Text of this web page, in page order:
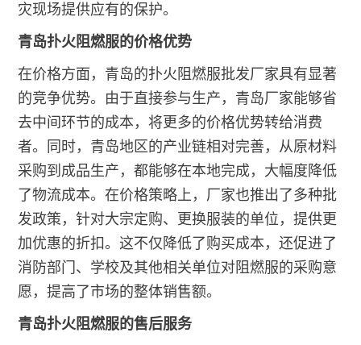
灾现场提供应有的保护。
青岛扑火阻燃服的价格优势
在价格方面，青岛的扑火阻燃服批发厂家具有显著
的竞争优势。由于直接参与生产，青岛厂家能够省
去中间环节的成本，将更多的价格优势转给消费
者。同时，青岛地区的产业链相对完善，从原材料
采购到成品生产，都能够在本地完成，大幅度降低
了物流成本。在价格策略上，厂家也推出了多种批
发政策，针对大宗定购、更换服装的单位，提供更
加优惠的折扣。这不仅降低了购买成本，还促进了
消防部门、学校及其他相关单位对阻燃服的采购意
愿，提高了市场的整体销售额。
青岛扑火阻燃服的售后服务